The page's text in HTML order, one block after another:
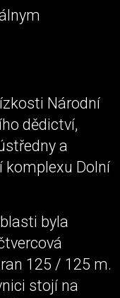
Národní
dědictví,
a
komplexu Dolní
byla
125 / 125 m.
stojí na